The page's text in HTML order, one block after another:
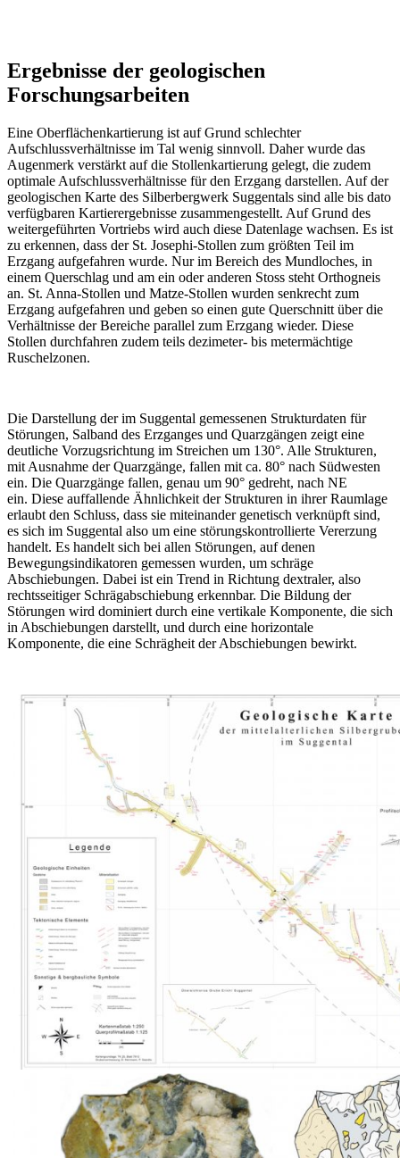
Ergebnisse der geologischen
Forschungsarbeiten
Eine Oberflächenkartierung ist auf Grund schlechter
Aufschlussverhältnisse im Tal wenig sinnvoll. Daher wurde das
Augenmerk verstärkt auf die Stollenkartierung gelegt, die zudem
optimale Aufschlussverhältnisse für den Erzgang darstellen. Auf der
geologischen Karte des Silberbergwerk Suggentals sind alle bis dato
verfügbaren Kartierergebnisse zusammengestellt. Auf Grund des
weitergeführten Vortriebs wird auch diese Datenlage wachsen. Es ist
zu erkennen, dass der St. Josephi-Stollen zum größten Teil im
Erzgang aufgefahren wurde. Nur im Bereich des Mundloches, in
einem Querschlag und am ein oder anderen Stoss steht Orthogneis
an. St. Anna-Stollen und Matze-Stollen wurden senkrecht zum
Erzgang aufgefahren und geben so einen gute Querschnitt über die
Verhältnisse der Bereiche parallel zum Erzgang wieder. Diese
Stollen durchfahren zudem teils dezimeter- bis metermächtige
Ruschelzonen.
Die Darstellung der im Suggental gemessenen Strukturdaten für
Störungen, Salband des Erzganges und Quarzgängen zeigt eine
deutliche Vorzugsrichtung im Streichen um 130°. Alle Strukturen,
mit Ausnahme der Quarzgänge, fallen mit ca. 80° nach Südwesten
ein. Die Quarzgänge fallen, genau um 90° gedreht, nach NE
ein. Diese auffallende Ähnlichkeit der Strukturen in ihrer Raumlage
erlaubt den Schluss, dass sie miteinander genetisch verknüpft sind,
es sich im Suggental also um eine störungskontrollierte Vererzung
handelt. Es handelt sich bei allen Störungen, auf denen
Bewegungsindikatoren gemessen wurden, um schräge
Abschiebungen. Dabei ist ein Trend in Richtung dextraler, also
rechtsseitiger Schrägabschiebung erkennbar. Die Bildung der
Störungen wird dominiert durch eine vertikale Komponente, die sich
in Abschiebungen darstellt, und durch eine horizontale
Komponente, die eine Schrägheit der Abschiebungen bewirkt.